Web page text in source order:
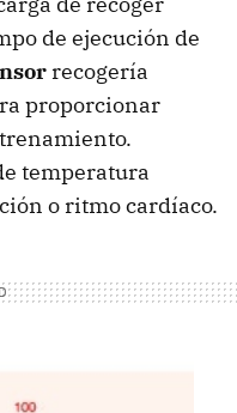
de ejecución de
recogería
proporcionar
temperatura
o ritmo cardíaco.